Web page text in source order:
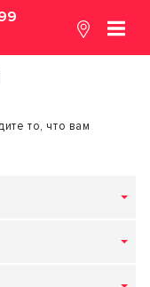
то, что вам